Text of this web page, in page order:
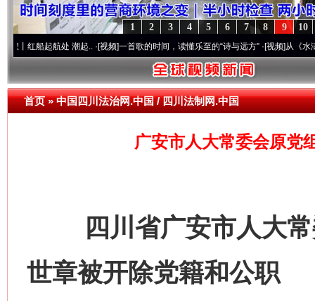
10
9
8
7
6
5
4
3
2
1
起航处 潮起..·[视频]一首歌的时间，读懂乐至的“诗与远方”·[视频]从《水浒传》看
首页»中国四川法治网.中国 / 四川法制网.中国
广安市人大常委会原党
四川省广安市人大常
世章被开除党籍和公职